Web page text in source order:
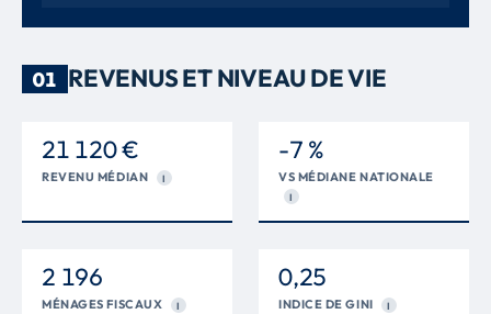
01 REVENUS ET NIVEAU DE VIE
21 120 €
REVENU MÉDIAN I
-7 %
VS MÉDIANE NATIONALE
I
2 196
MÉNAGES FISCAUX I
0,25
INDICE DE GINI I